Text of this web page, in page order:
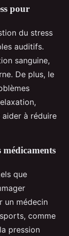
pour
du stress
auditifs.
sanguine,
De plus, le
à réduire
que
un médecin
comme
pression